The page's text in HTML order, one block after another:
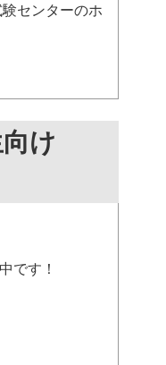
センターのホ
け
です！